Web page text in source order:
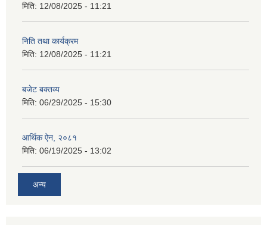
मिति: 12/08/2025 - 11:21
निति तथा कार्यक्रम
मिति: 12/08/2025 - 11:21
बजेट बक्तव्य
मिति: 06/29/2025 - 15:30
आर्थिक ऐन, २०८१
मिति: 06/19/2025 - 13:02
अन्य